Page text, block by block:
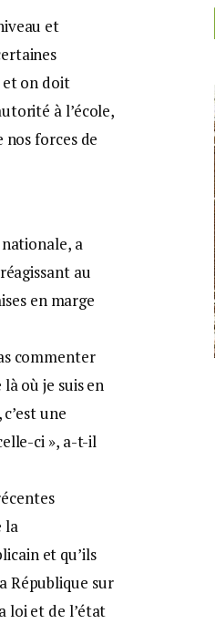
et
et on doit
à l’école,
forces de
a
au
en marge
commenter
où je suis en
une
ci », a-t-il
la
et qu’ils
République sur
loi et de l’état